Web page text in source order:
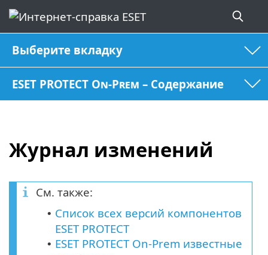
Выберите вкладку
ESET PROTECT On-Prem – Содержание
Журнал изменений
См. также:
• Список всех версий компонентов
ESET PROTECT
• ESET PROTECT On-Prem известные